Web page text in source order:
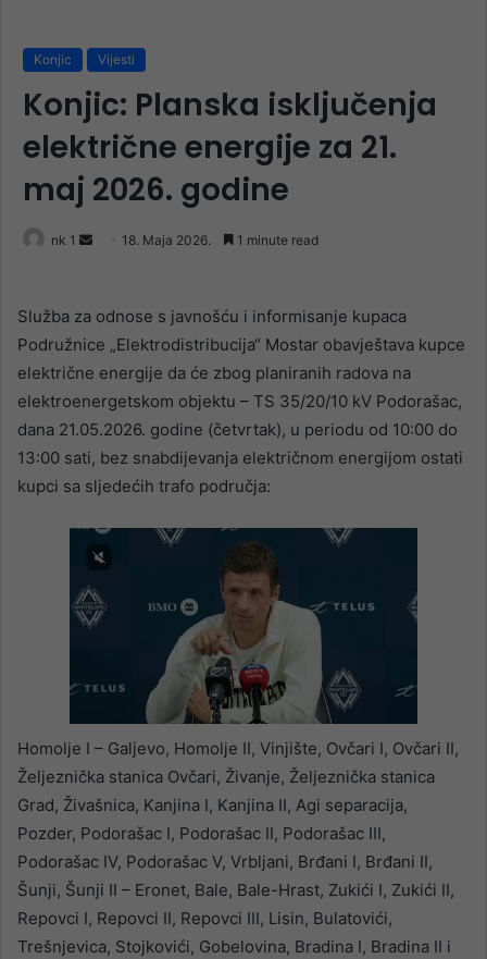
Konjic Vijesti
Konjic: Planska isključenja
električne energije za 21.
maj 2026. godine
nk 1
Send 18. Maja 2026. 1 minute read
Služba za odnose s javnošću i informisanje kupaca
Podružnice „Elektrodistribucija“ Mostar obavještava kupce
električne energije da će zbog planiranih radova na
elektroenergetskom objektu – TS 35/20/10 kV Podorašac,
dana 21.05.2026. godine (četvrtak), u periodu od 10:00 do
13:00 sati, bez snabdijevanja električnom energijom ostati
kupci sa sljedećih trafo područja:
Homolje I – Galjevo, Homolje II, Vinjište, Ovčari I, Ovčari II,
Željeznička stanica Ovčari, Živanje, Željeznička stanica
Grad, Živašnica, Kanjina I, Kanjina II, Agi separacija,
Pozder, Podorašac I, Podorašac II, Podorašac III,
Podorašac IV, Podorašac V, Vrbljani, Brđani I, Brđani II,
Šunji, Šunji II – Eronet, Bale, Bale-Hrast, Zukići I, Zukići II,
Repovci I, Repovci II, Repovci III, Lisin, Bulatovići,
Trešnjevica, Stojkovići, Gobelovina, Bradina I, Bradina II i